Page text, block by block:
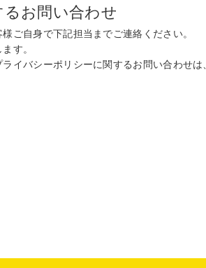
るお問い合わせ
ご自身で下記担当までご連絡ください。
す。
イバシーポリシーに関するお問い合わせは